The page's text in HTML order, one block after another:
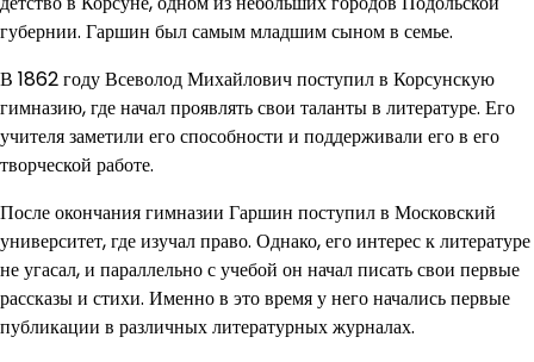
губернии. Гаршин был самым младшим сыном в семье.
В 1862 году Всеволод Михайлович поступил в Корсунскую
гимназию, где начал проявлять свои таланты в литературе. Его
учителя заметили его способности и поддерживали его в его
творческой работе.
После окончания гимназии Гаршин поступил в Московский
университет, где изучал право. Однако, его интерес к литературе
не угасал, и параллельно с учебой он начал писать свои первые
рассказы и стихи. Именно в это время у него начались первые
публикации в различных литературных журналах.